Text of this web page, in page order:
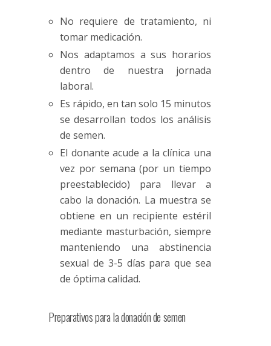
No requiere de tratamiento, ni
tomar medicación.
Nos adaptamos a sus horarios
dentro de nuestra jornada
laboral.
Es rápido, en tan solo 15 minutos
se desarrollan todos los análisis
de semen.
El donante acude a la clínica una
vez por semana (por un tiempo
preestablecido) para llevar a
cabo la donación. La muestra se
obtiene en un recipiente estéril
mediante masturbación, siempre
manteniendo una abstinencia
sexual de 3-5 días para que sea
de óptima calidad.
Preparativos para la donación de semen